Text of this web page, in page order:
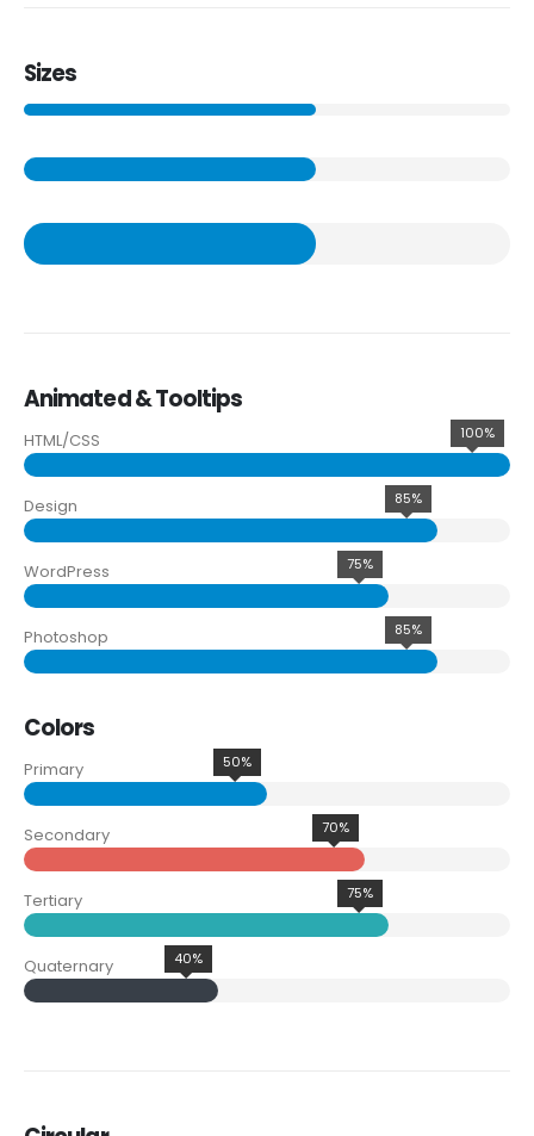
Sizes
Animated & Tooltips
HTML/CSS 100%
Design 85%
WordPress 75%
Photoshop 85%
Colors
Primary 50%
Secondary 70%
Tertiary 75%
Quaternary 40%